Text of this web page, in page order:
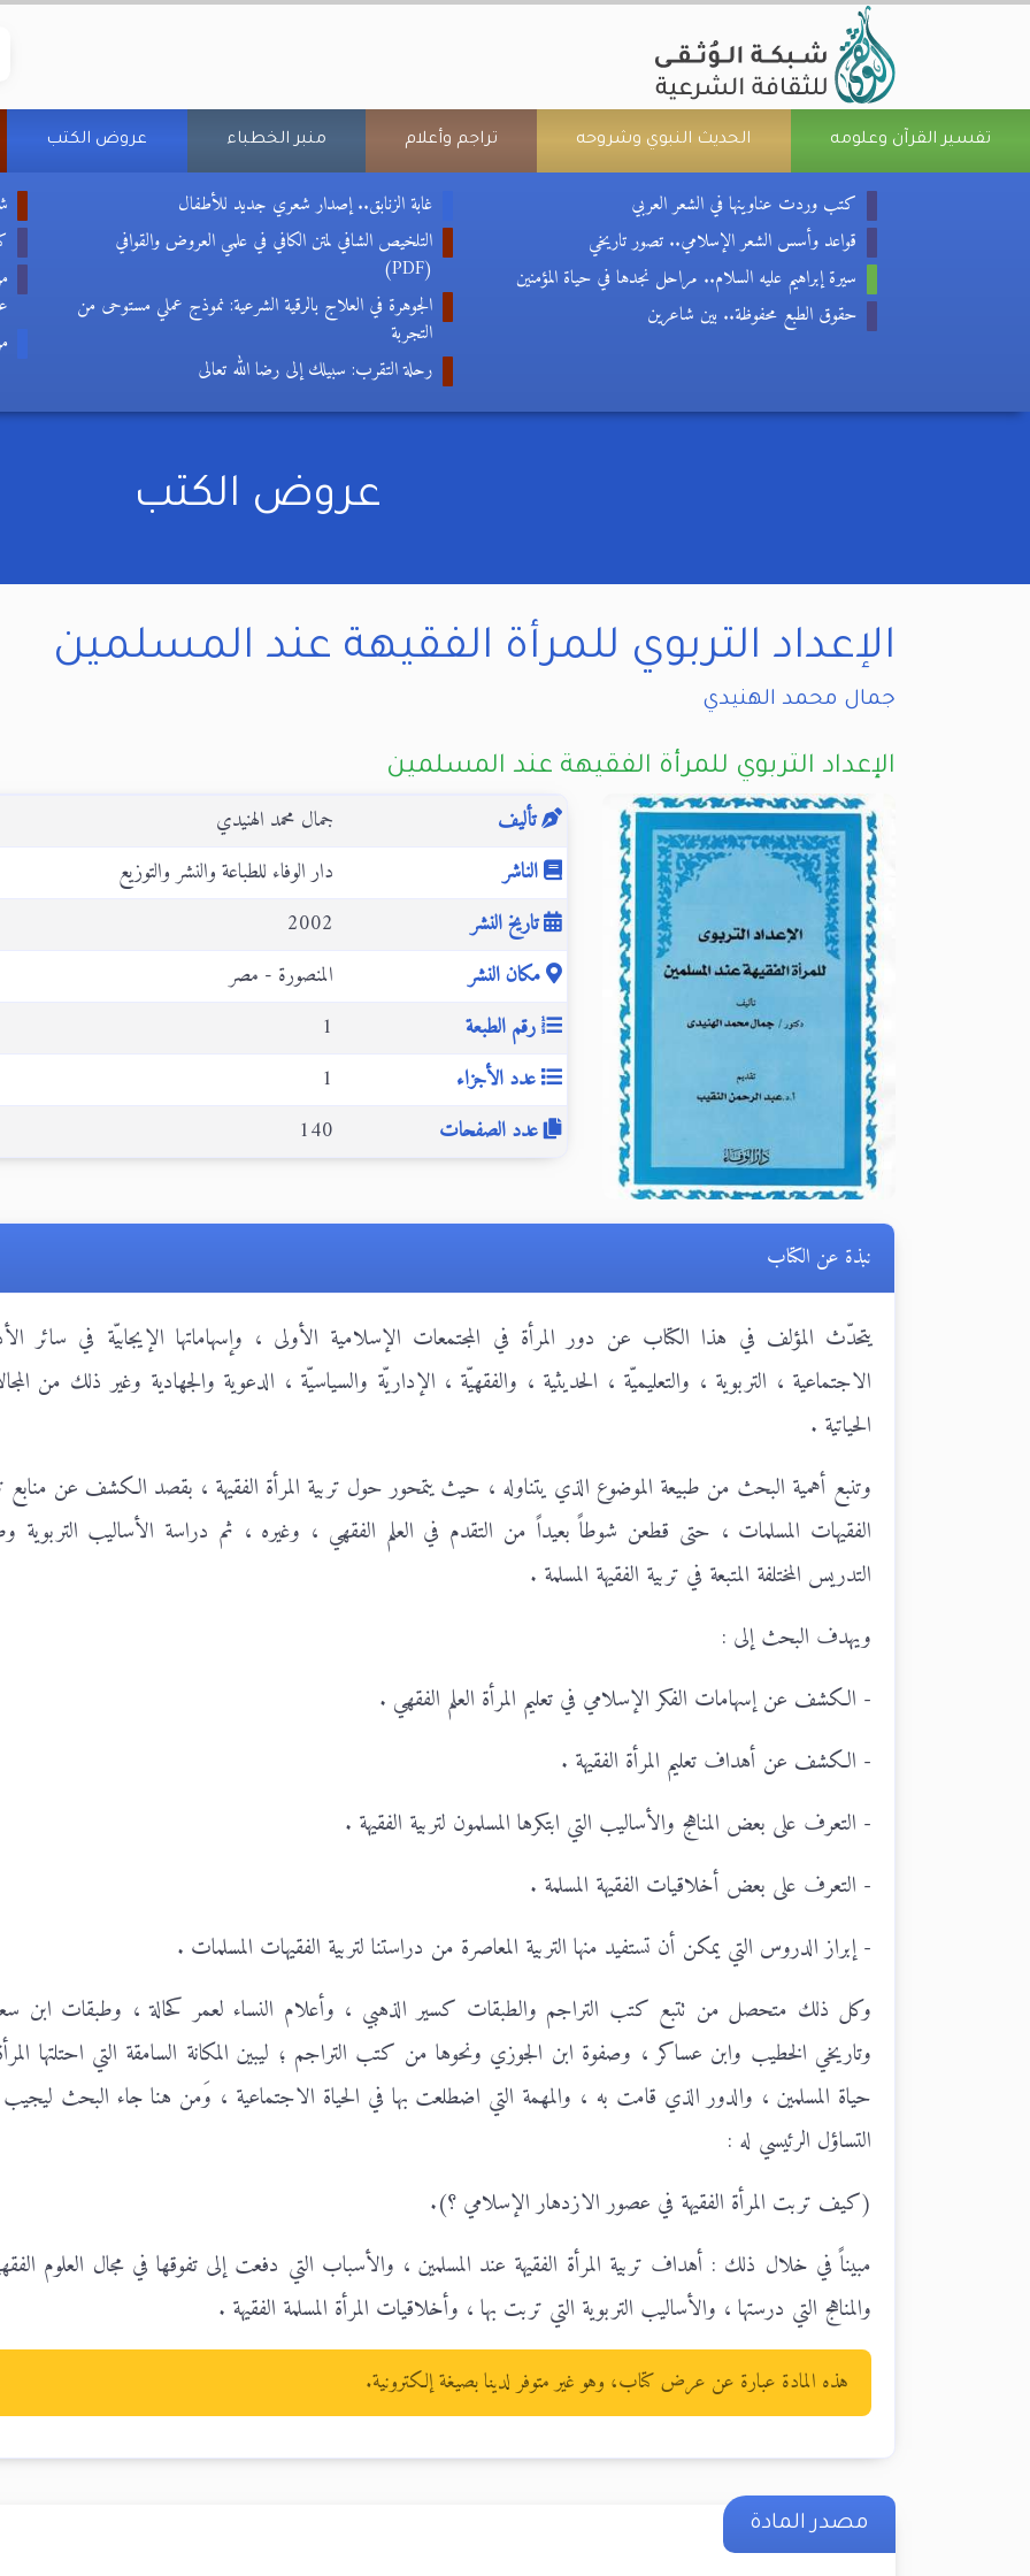
تفسير القرآن وعلومه الحديث النبوي وشروحه تراجم وأعلام منبر الخطباء عروض الكتب
كتب وردت عناوينها في الشعر العربي
قواعد وأسس الشعر الإسلامي.. تصور تاريخي
سيرة إبراهيم عليه السلام.. مراحل نجدها في حياة المؤمنين
حقوق الطبع محفوظة.. بين شاعرين
غابة الزنابق.. إصدار شعري جديد للأطفال
التلخيص الشافي لمتن الكافي في علمي العروض والقوافي
(PDF)
الجوهرة في العلاج بالرقية الشرعية: نموذج عملي مستوحى من
التجربة
رحلة التقرب: سبيلك إلى رضا الله تعالى
عروض الكتب
الإعداد التربوي للمرأة الفقيهة عند المسلمين
جمال محمد الهنيدي
الإعداد التربوي للمرأة الفقيهة عند المسلمين
تأليف
جمال محمد الهنيدي
الناشر
دار الوفاء للطباعة والنشر والتوزيع
تاريخ النشر
2002
مكان النشر
المنصورة - مصر
رقم الطبعة
1
عدد الأجزاء
1
عدد الصفحات
140
نبذة عن الكتاب
يتحدّث المؤلف في هذا الكتاب عن دور المرأة في المجتمعات الإسلامية الأولى ، وإسهاماتها الإيجابيّة في سائر
الاجتماعية ، التربوية ، والتعليميّة ، الحديثية ، والفقهيّة ، الإداريّة والسياسيّة ، الدعوية والجهادية وغير ذلك من
الحياتية .
وتنبع أهمية البحث من طبيعة الموضوع الذي يتناوله ، حيث يتمحور حول تربية المرأة الفقيهة ، بقصد الكشف عن منابع
الفقيهات المسلمات ، حتى قطعن شوطاً بعيداً من التقدم في العلم الفقهي ، وغيره ، ثم دراسة الأساليب التربوية
التدريس المختلفة المتبعة في تربية الفقيهة المسلمة .
ويهدف البحث إلى :
- الكشف عن إسهامات الفكر الإسلامي في تعليم المرأة العلم الفقهي .
- الكشف عن أهداف تعليم المرأة الفقيهة .
- التعرف على بعض المناهج والأساليب التي ابتكرها المسلمون لتربية الفقيهة .
- التعرف على بعض أخلاقيات الفقيهة المسلمة .
- إبراز الدروس التي يمكن أن تستفيد منها التربية المعاصرة من دراستنا لتربية الفقيهات المسلمات .
وكل ذلك متحصل من تتبع كتب التراجم والطبقات كسير الذهبي ، وأعلام النساء لعمر كحالة ، وطبقات ابن
وتاريخي الخطيب وابن عساكر ، وصفوة ابن الجوزي ونحوها من كتب التراجم ؛ ليبين المكانة السامقة التي احتلتها
حياة المسلمين ، والدور الذي قامت به ، والمهمة التي اضطلعت بها في الحياة الاجتماعية ، وَمن هنا جاء البحث
التساؤل الرئيسي له :
(كيف تربت المرأة الفقيهة في عصور الازدهار الإسلامي ؟).
مبيناً في خلال ذلك : أهداف تربية المرأة الفقيهة عند المسلمين ، والأسباب التي دفعت إلى تفوقها في مجال العلوم
والمناهج التي درستها ، والأساليب التربوية التي تربت بها ، وأخلاقيات المرأة المسلمة الفقيهة .
هذه المادة عبارة عن عرض كتاب، وهو غير متوفر لدينا بصيغة إلكترونية.
مصدر المادة